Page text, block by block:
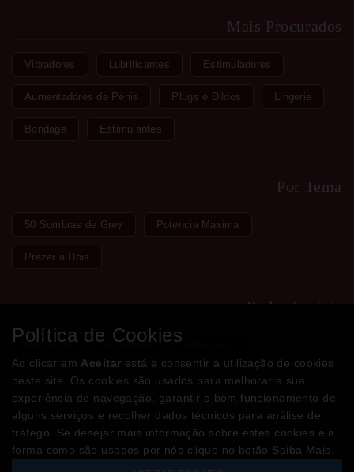
Mais Procurados
Vibradores Lubrificantes Estimuladores
Aumentadores de Pénis Plugs e Dildos Lingerie
Bondage Estimulantes
Por Tema
50 Sombras de Grey Potencia Maxima
Prazer a Dois
Redes Sociais
Facebook Instagram
Métodos de Pagamento
Política de Cookies
Ao clicar em Aceitar está a consentir a utilização de cookies
neste site. Os cookies são usados para melhorar a sua
experiência de navegação, garantir o bom funcionamento de
alguns serviços e recolher dados técnicos para análise de
tráfego. Se desejar mais informação sobre estes cookies e a
forma como são usados por nós clique no botão Saiba Mais.